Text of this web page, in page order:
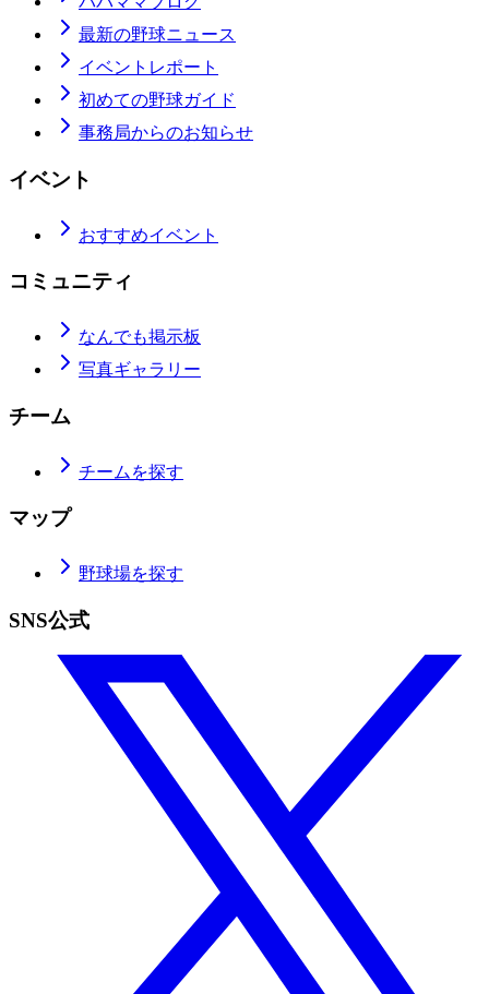
最新の野球ニュース
イベントレポート
初めての野球ガイド
事務局からのお知らせ
イベント
おすすめイベント
コミュニティ
なんでも掲示板
写真ギャラリー
チーム
チームを探す
マップ
野球場を探す
SNS公式